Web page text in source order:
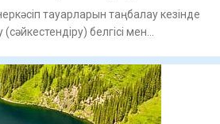
тауарларын таңбалау кезінде
белгісі мен